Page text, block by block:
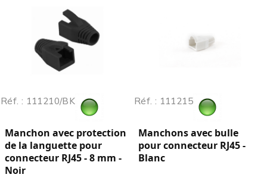
Réf. : 111210/BK
Manchon avec protection
de la languette pour
connecteur RJ45 - 8 mm -
Noir
Réf. : 111215
Manchons avec bulle
pour connecteur RJ45 -
Blanc